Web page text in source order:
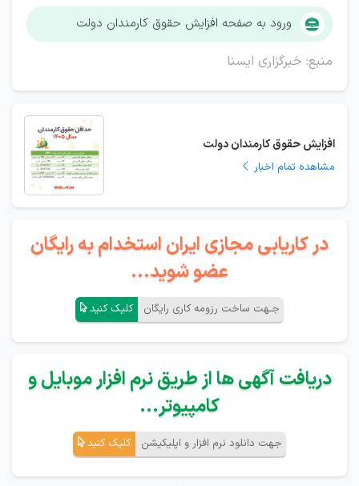
ورود به صفحه افزایش حقوق کارمندان دولت
منبع: خبرگزاری ایسنا
افزایش حقوق کارمندان دولت
مشاهده تمام اخبار
در کاریابی مجازی ایران استخدام به رایگان
عضو شوید...
جـهت ساخت رزومه کاری رایگان کلیک کنید
دریافت آگهی ها از طریق نرم افزار موبایل و
کامپیوتر...
جهت دانلود نرم افزار و اپلیکیشن کلیک کنید